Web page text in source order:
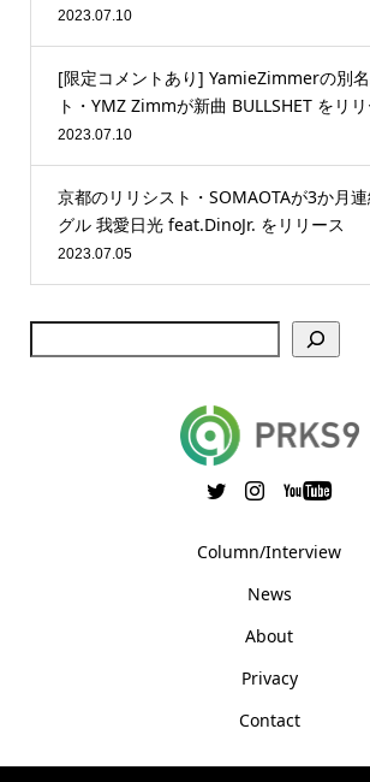
2023.07.10
[限定コメントあり] YamieZimmerの別
ト・YMZ Zimmが新曲 BULLSHET をリ
2023.07.10
京都のリリシスト・SOMAOTAが3か月
グル 我愛日光 feat.DinoJr. をリリース
2023.07.05
Column/Interview
News
About
Privacy
Contact